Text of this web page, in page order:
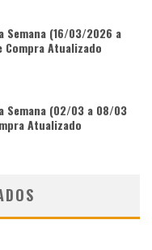
Semana (16/03/2026 a
Atualizado
Semana (02/03 a 08/03
Atualizado